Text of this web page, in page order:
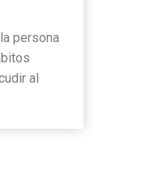
persona
al